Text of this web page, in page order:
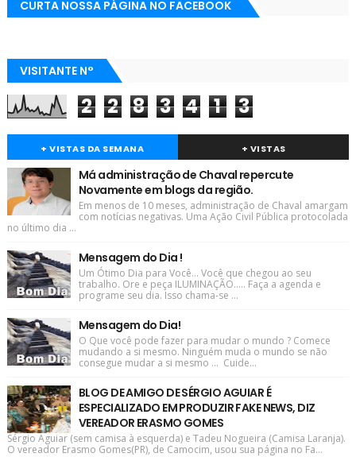
CURTA NOSSA PÁGINA NO FACEBOOK
VISITANTE N°
2 2 8 3 4 1 3
+ VISTAS DA SEMANA + VISTAS
Má administração de Chaval repercute
Novamente em blogs da região.
Em menos de 10 meses, administração de Chaval amargam
com notícias negativas. Uma Ação Civil Pública protocolada
no último dia ...
Mensagem do Dia !
Um Ótimo Dia para Você... Você que chegou ao seu
trabalho. Ore e peça ILUMINAÇÃO..... Faça a agenda e
programe seu dia. Isso chama-se ...
Mensagem do Dia!
O Que você pode fazer para mudar o mundo ? Comece
mudando a si mesmo. Ninguém muda o mundo se não
consegue mudar a si mesmo ... Cuide...
BLOG DE AMIGO DE SÉRGIO AGUIAR É
ESPECIALIZADO EM PRODUZIR FAKE NEWS, DIZ
VEREADOR ERASMO GOMES
Sérgio Aguiar (sem camisa à esquerda) e Tadeu Nogueira (Camisa Laranja).
O vereador Erasmo Gomes(PR), de Camocim, usou sua página no Fa...